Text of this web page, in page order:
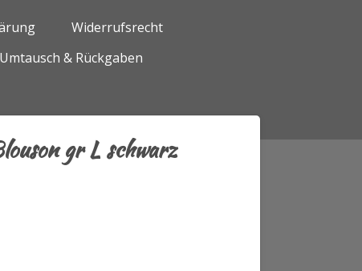
Widerrufsrecht
Umtausch & Rückgaben
gr L schwarz